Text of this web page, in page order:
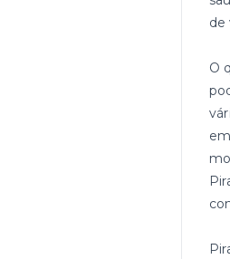
de
O